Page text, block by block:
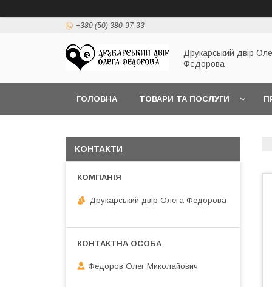
+380 (50) 380-97-33
Друкарський двір
Федорова
ГОЛОВНА ТОВАРИ ТА ПОСЛУГИ
КОНТАКТИ
Друкарський двір Олега Федорова
Федоров Олег Миколайович